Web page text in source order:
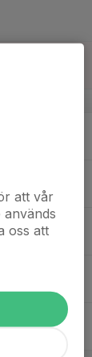
att vår
oss att